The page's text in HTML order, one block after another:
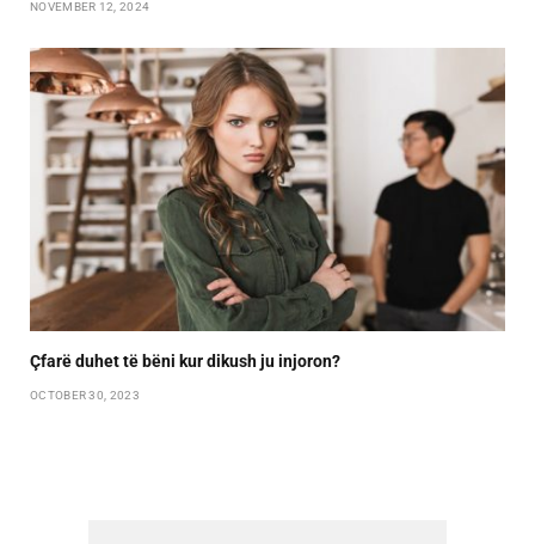
NOVEMBER 12, 2024
Çfarë duhet të bëni kur dikush ju injoron?
OCTOBER 30, 2023